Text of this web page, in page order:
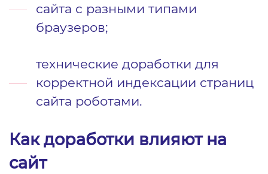
сайта с разными типами
браузеров;
технические доработки для
корректной индексации страниц
сайта роботами.
Как доработки влияют на
сайт